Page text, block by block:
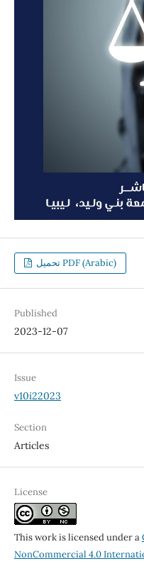
تحميل PDF (Arabic)
Published
2023-12-07
Issue
v10i22023
Section
Articles
License
This work is licensed under a
NonCommercial 4.0